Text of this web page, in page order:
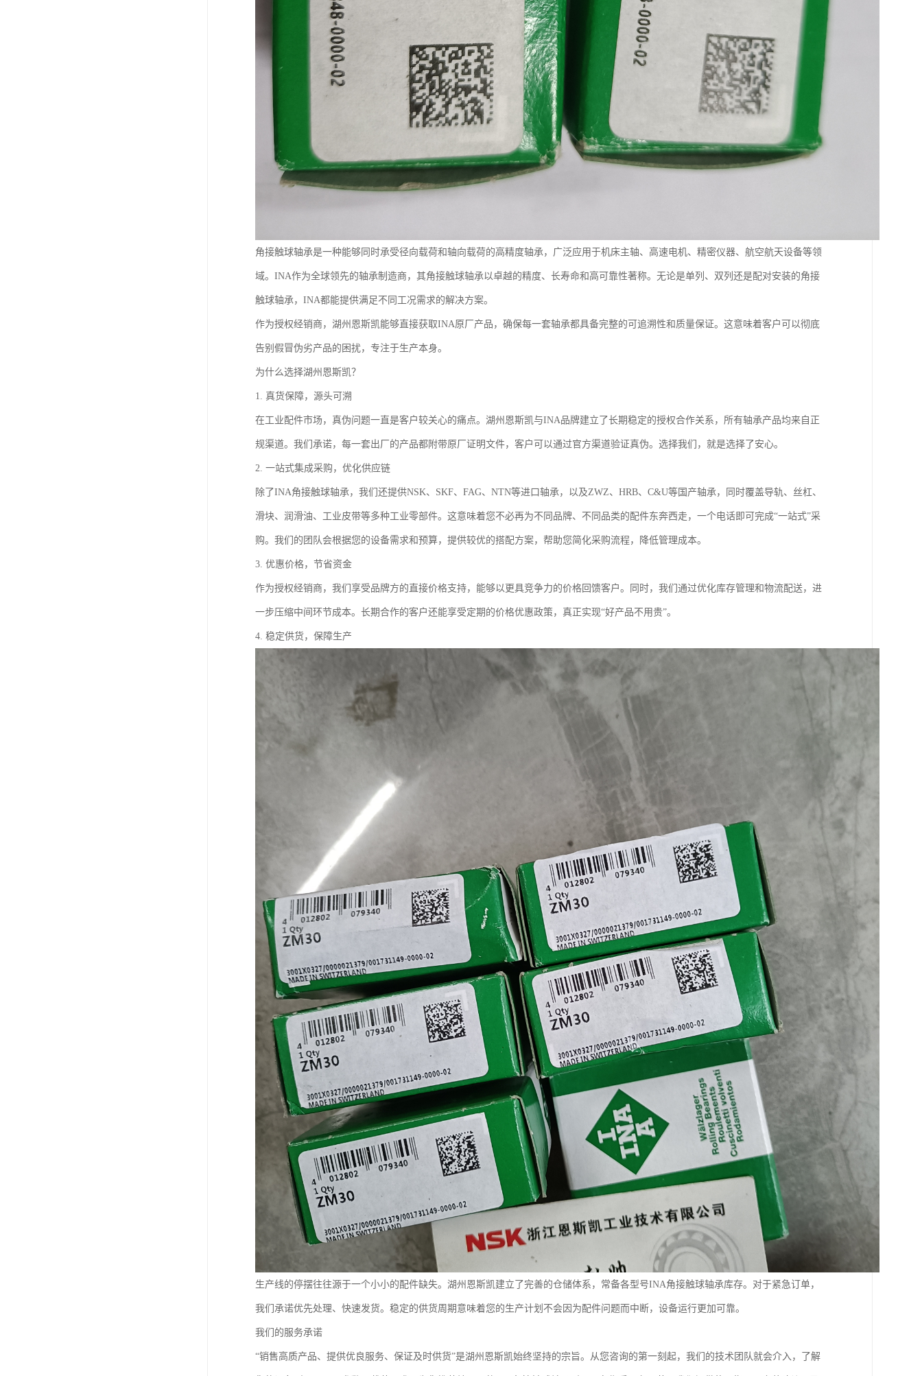
角接触球轴承是一种能够同时承受径向载荷和轴向载荷的高精度轴承，广泛应用于机床主轴、高速电机、精密仪器、航空航天设备等领
域。INA作为全球领先的轴承制造商，其角接触球轴承以卓越的精度、长寿命和高可靠性著称。无论是单列、双列还是配对安装的角接
触球轴承，INA都能提供满足不同工况需求的解决方案。
作为授权经销商，湖州恩斯凯能够直接获取INA原厂产品，确保每一套轴承都具备完整的可追溯性和质量保证。这意味着客户可以彻底
告别假冒伪劣产品的困扰，专注于生产本身。
为什么选择湖州恩斯凯？
1. 真货保障，源头可溯
在工业配件市场，真伪问题一直是客户较关心的痛点。湖州恩斯凯与INA品牌建立了长期稳定的授权合作关系，所有轴承产品均来自正
规渠道。我们承诺，每一套出厂的产品都附带原厂证明文件，客户可以通过官方渠道验证真伪。选择我们，就是选择了安心。
2. 一站式集成采购，优化供应链
除了INA角接触球轴承，我们还提供NSK、SKF、FAG、NTN等进口轴承，以及ZWZ、HRB、C&U等国产轴承，同时覆盖导轨、丝杠、
滑块、润滑油、工业皮带等多种工业零部件。这意味着您不必再为不同品牌、不同品类的配件东奔西走，一个电话即可完成“一站式”采
购。我们的团队会根据您的设备需求和预算，提供较优的搭配方案，帮助您简化采购流程，降低管理成本。
3. 优惠价格，节省资金
作为授权经销商，我们享受品牌方的直接价格支持，能够以更具竞争力的价格回馈客户。同时，我们通过优化库存管理和物流配送，进
一步压缩中间环节成本。长期合作的客户还能享受定期的价格优惠政策，真正实现“好产品不用贵”。
4. 稳定供货，保障生产
生产线的停摆往往源于一个小小的配件缺失。湖州恩斯凯建立了完善的仓储体系，常备各型号INA角接触球轴承库存。对于紧急订单，
我们承诺优先处理、快速发货。稳定的供货周期意味着您的生产计划不会因为配件问题而中断，设备运行更加可靠。
我们的服务承诺
“销售高质产品、提供优良服务、保证及时供货”是湖州恩斯凯始终坚持的宗旨。从您咨询的第一刻起，我们的技术团队就会介入，了解